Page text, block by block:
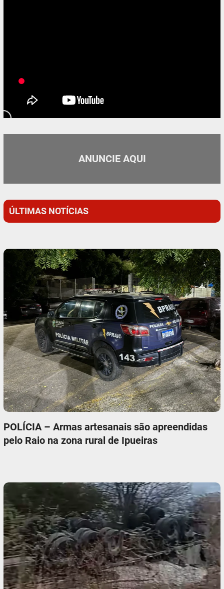
ANUNCIE AQUI
ÚLTIMAS NOTÍCIAS
POLÍCIA – Armas artesanais são apreendidas
pelo Raio na zona rural de Ipueiras